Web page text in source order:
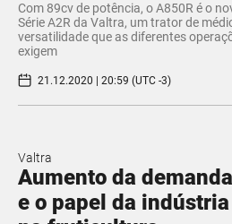
Com 89cv de potência, o A850R é o
Série A2R da Valtra, um trator de
versatilidade que as diferentes
exigem
21.12.2020 | 20:59 (UTC -3)
Valtra
Aumento da
e o papel da